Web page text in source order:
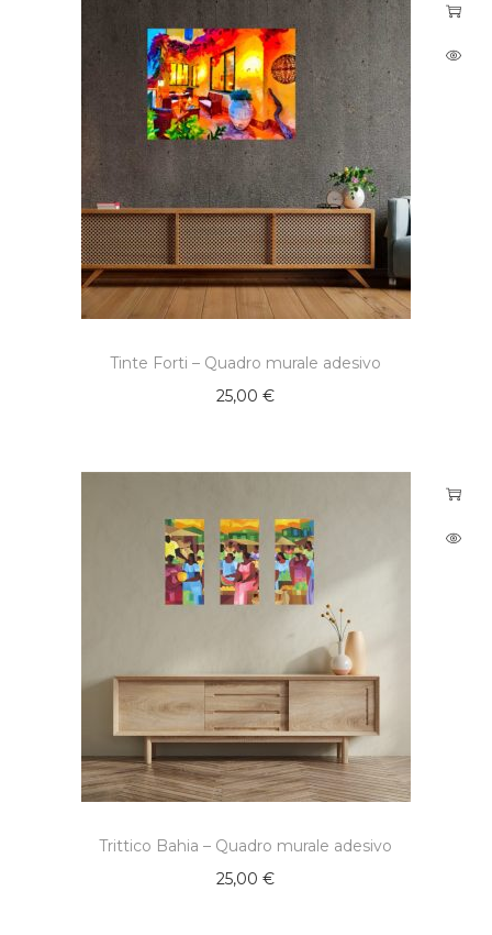
Tinte Forti – Quadro murale adesivo
25,00€
Trittico Bahia – Quadro murale adesivo
25,00€